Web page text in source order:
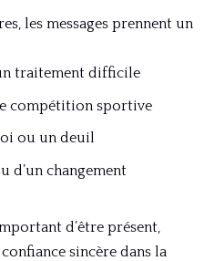
les messages prennent un
traitement difficile
compétition sportive
ou un deuil
d’un changement
d’être présent,
sincère dans la